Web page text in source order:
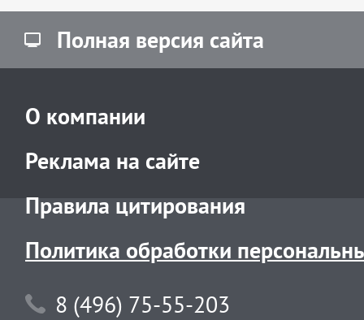
Полная версия сайта
О компании
Реклама на сайте
Правила цитирования
Политика обработки
8 (496) 75-55-203